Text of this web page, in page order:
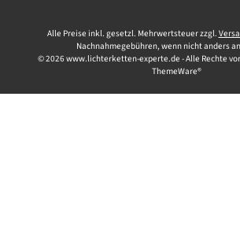
Alle Preise inkl. gesetzl. Mehrwertsteuer zzgl.
Nachnahmegebühren, wenn nicht anders
© 2026 www.lichterketten-experte.de - Alle Rechte
ThemeWare®